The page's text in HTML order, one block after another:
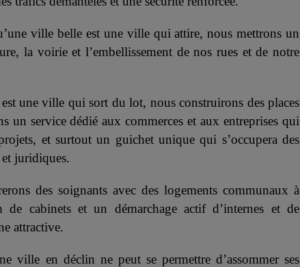
ville belle est une ville qui attire, nous mettrons un
la voirie et l’embellissement de nos rues et de notre
une ville qui sort du lot, nous construirons des places
un service dédié aux commerces et aux entreprises qui
et surtout un guichet unique qui s’occupera des
juridiques.
des soignants avec des logements communaux à
cabinets et un démarchage actif d’internes et de
attractive.
ville en déclin ne peut se permettre d’assommer ses